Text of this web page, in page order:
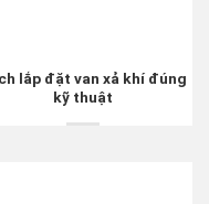
lắp đặt van xả khí đúng
kỹ thuật